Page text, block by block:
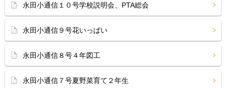
永田小通信１０号学校説明会、PTA総会
永田小通信９号花いっぱい
永田小通信８号４年図工
永田小通信７号夏野菜育て２年生